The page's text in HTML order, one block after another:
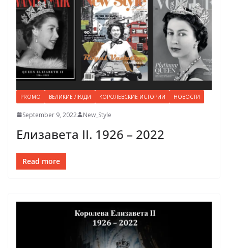
PROMO ВЕЛИКИЕ ЛЮДИ КОРОЛЕВСКИЕ ИСТОРИИ НОВОСТИ
September 9, 2022 New_Style
Елизавета II. 1926 – 2022
Read more